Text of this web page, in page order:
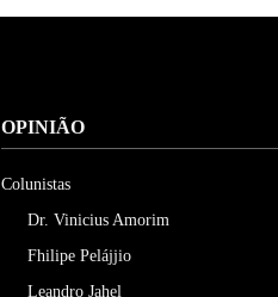
OPINIÃO
Colunistas
Dr. Vinicius Amorim
Fhilipe Pelájjio
Leandro Jahel